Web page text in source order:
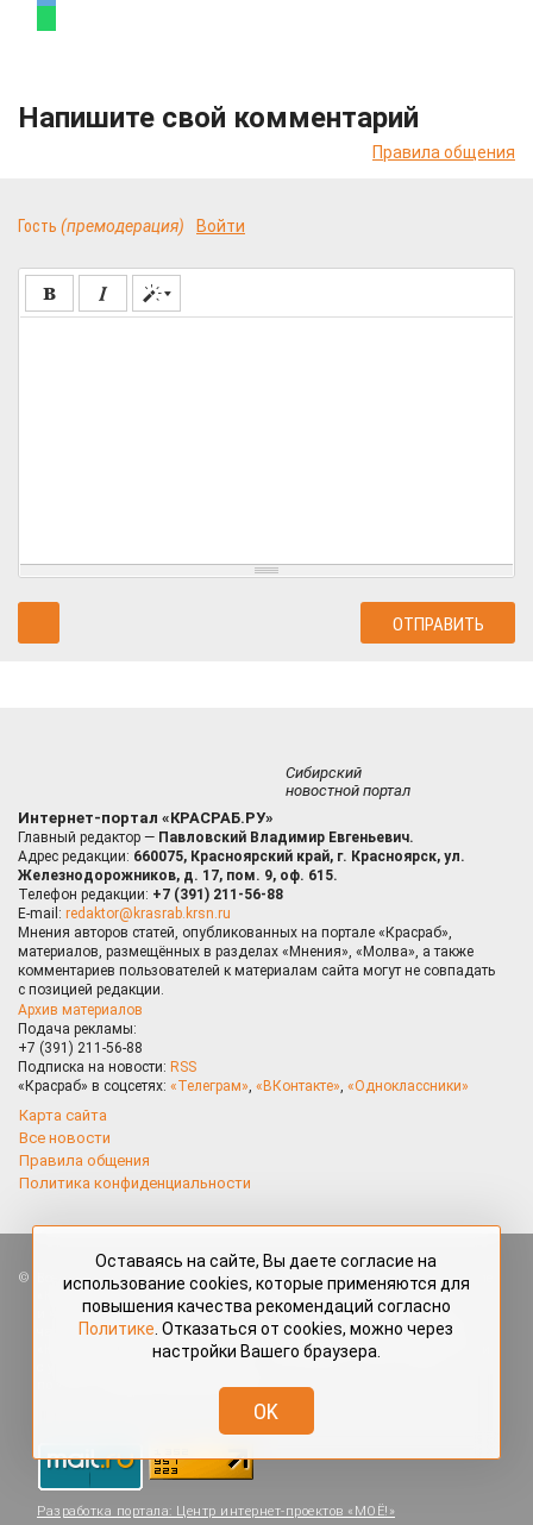
Напишите свой комментарий
Правила общения
Гость (премодерация) Войти
Сибирский
новостной портал
Интернет-портал «КРАСРАБ.РУ»
Главный редактор — Павловский Владимир Евгеньевич.
Адрес редакции: 660075, Красноярский край, г. Красноярск, ул.
Железнодорожников, д. 17, пом. 9, оф. 615.
Телефон редакции: +7 (391) 211-56-88
E-mail: redaktor@krasrab.krsn.ru
Мнения авторов статей, опубликованных на портале «Красраб»,
материалов, размещённых в разделах «Мнения», «Молва», а также
комментариев пользователей к материалам сайта могут не совпадать
с позицией редакции.
Архив материалов
Подача рекламы:
+7 (391) 211-56-88
Подписка на новости: RSS
«Красраб» в соцсетях: «Телеграм», «ВКонтакте», «Одноклассники»
Карта сайта
Все новости
Правила общения
Политика конфиденциальности
Все права защищены. Любые материалы, размещённые на портале
«Красраб.ру» сотрудниками редакции, нештатными авторами
и читателями, являются объектами авторского права. Полное или
частичное использование материалов, размещённых на портале
«Красраб.ру», допускается только с письменного согласия редакции
redaktor@krasrab.krsn.ru.
Разработка портала: Центр интернет-проектов «МОЁ!»
Оставаясь на сайте, Вы даете согласие на
использование cookies, которые применяются для
повышения качества рекомендаций согласно
Политике . Отказаться от cookies, можно через
настройки Вашего браузера.
OK